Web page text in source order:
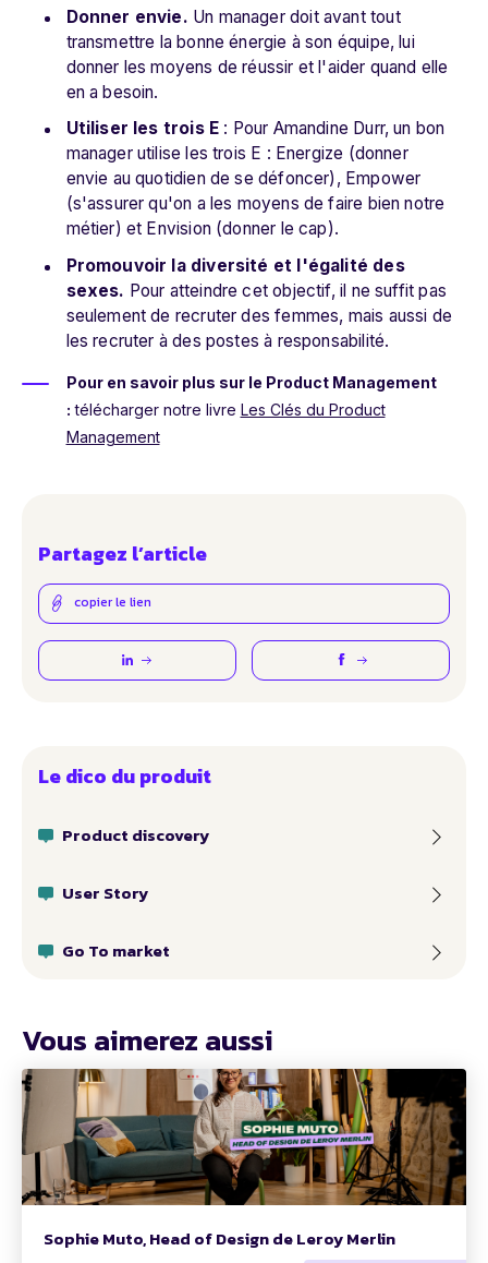
Donner envie. Un manager doit avant tout
transmettre la bonne énergie à son équipe, lui
donner les moyens de réussir et l'aider quand elle
en a besoin.
Utiliser les trois E : Pour Amandine Durr, un bon
manager utilise les trois E : Energize (donner
envie au quotidien de se défoncer), Empower
(s'assurer qu'on a les moyens de faire bien notre
métier) et Envision (donner le cap).
Promouvoir la diversité et l'égalité des
sexes. Pour atteindre cet objectif, il ne suffit pas
seulement de recruter des femmes, mais aussi de
les recruter à des postes à responsabilité.
Pour en savoir plus sur le Product Management
: télécharger notre livre Les Clés du Product
Management
Partagez l’article
copier le lien
Le dico du produit
Product discovery
User Story
Go To market
Vous aimerez aussi
Sophie Muto, Head of Design de Leroy Merlin